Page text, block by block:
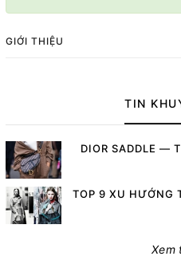
GIỚI THIỆU
TIN
DIOR SADDLE —
TOP 9 XU HƯỚNG
Xem